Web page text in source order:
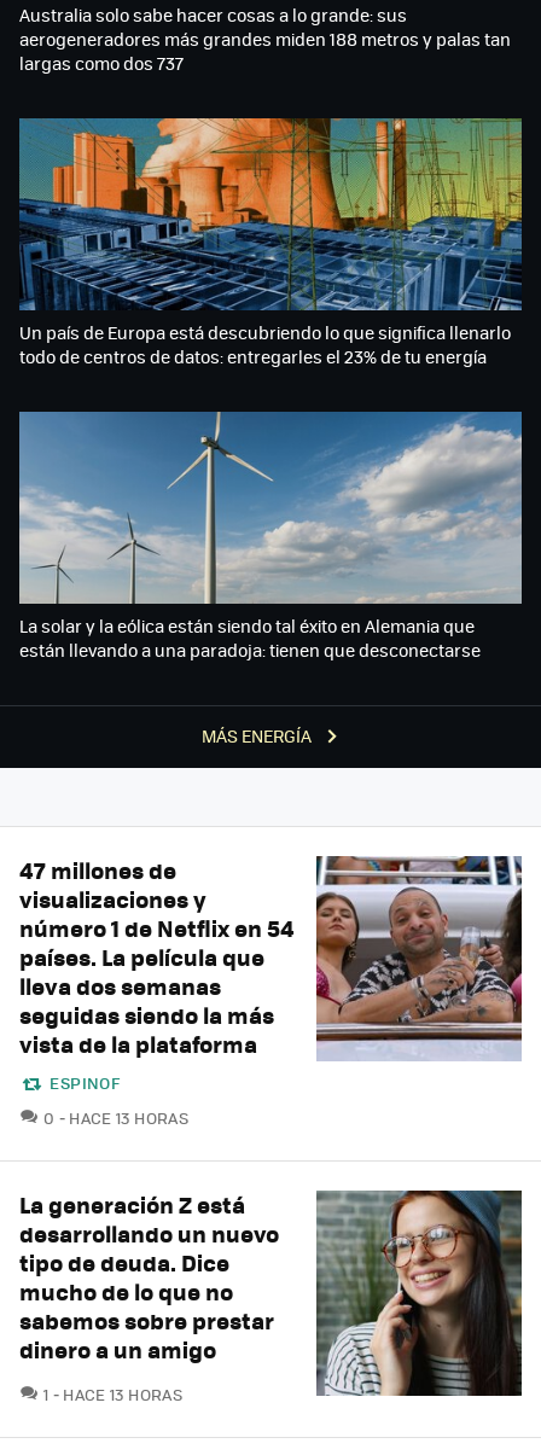
MÁS ENERGÍA
Australia solo sabe hacer cosas a lo grande: sus
aerogeneradores más grandes miden 188 metros y palas tan
largas como dos 737
Un país de Europa está descubriendo lo que significa llenarlo
todo de centros de datos: entregarles el 23% de tu energía
La solar y la eólica están siendo tal éxito en Alemania que
están llevando a una paradoja: tienen que desconectarse
47 millones de
visualizaciones y
número 1 de Netflix en 54
países. La película que
lleva dos semanas
seguidas siendo la más
vista de la plataforma
ESPINOF
0 COMENTARIOS
HACE 13 HORAS
La generación Z está
desarrollando un nuevo
tipo de deuda. Dice
mucho de lo que no
sabemos sobre prestar
dinero a un amigo
1 COMENTARIOS
HACE 13 HORAS